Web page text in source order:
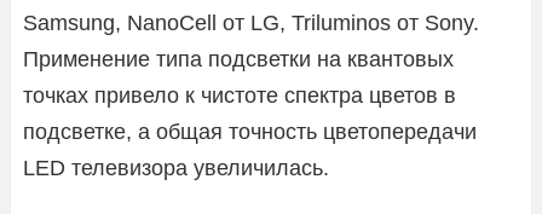
Samsung, NanoCell от LG, Triluminos от Sony.
Применение типа подсветки на квантовых
точках привело к чистоте спектра цветов в
подсветке, а общая точность цветопередачи
LED телевизора увеличилась.